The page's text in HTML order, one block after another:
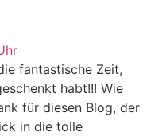
fantastische Zeit,
habt!!! Wie
für diesen Blog, der
in die tolle